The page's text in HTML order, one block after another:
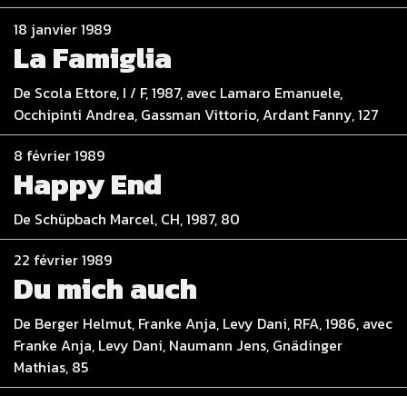
18 janvier 1989
La Famiglia
De Scola Ettore, I / F, 1987, avec Lamaro Emanuele,
Occhipinti Andrea, Gassman Vittorio, Ardant Fanny, 127
8 février 1989
Happy End
De Schüpbach Marcel, CH, 1987, 80
22 février 1989
Du mich auch
De Berger Helmut, Franke Anja, Levy Dani, RFA, 1986, avec
Franke Anja, Levy Dani, Naumann Jens, Gnädinger
Mathias, 85